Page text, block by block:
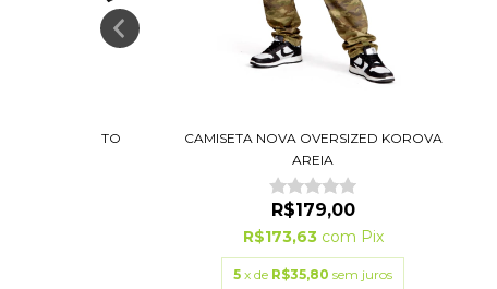
KOROVA PRETO
CAMISETA NOVA OVERSIZED KOROVA
AREIA
R$179,00
R$173,63 com Pix
5 x de R$35,80 sem juros